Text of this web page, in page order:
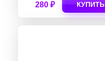
280 ₽ КУПИТЬ